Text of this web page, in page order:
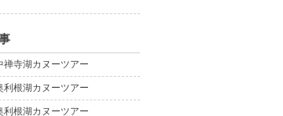
寺湖カヌーツアー
根湖カヌーツアー
根湖カヌーツアー